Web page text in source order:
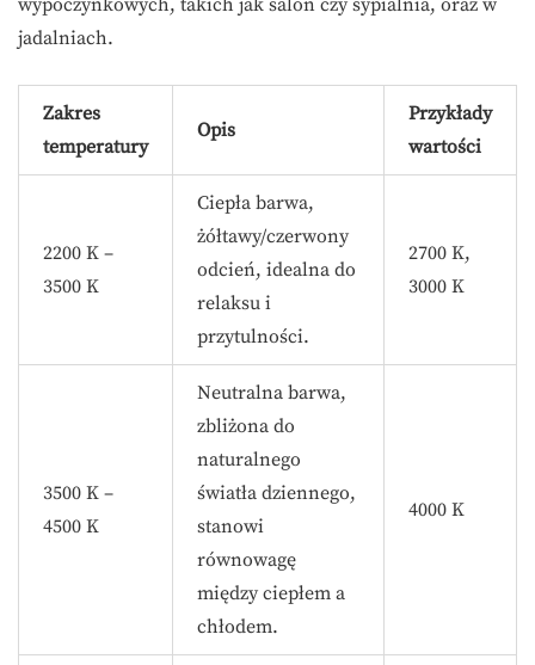
jadalniach.
Zakres
temperatury
Opis
Przykłady
wartości
2200 K –
3500 K
Ciepła barwa,
żółtawy/czerwony
odcień, idealna do
relaksu i
przytulności.
2700 K,
3000 K
3500 K –
4500 K
Neutralna barwa,
zbliżona do
naturalnego
światła dziennego,
stanowi
równowagę
między ciepłem a
chłodem.
4000 K